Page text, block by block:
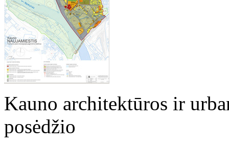
Kauno architektūros ir
posėdžio